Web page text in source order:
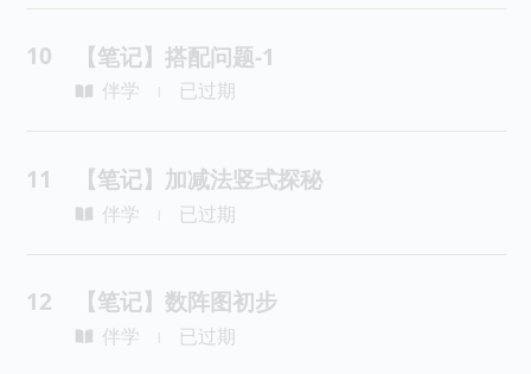
10 【笔记】搭配问题-1
伴学 已过期
11 【笔记】加减法竖式探秘
伴学 已过期
12 【笔记】数阵图初步
伴学 已过期